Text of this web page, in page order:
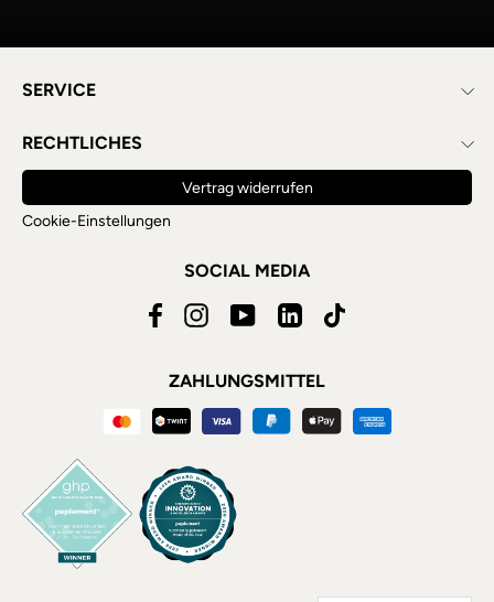
SERVICE
RECHTLICHES
Vertrag widerrufen
Cookie-Einstellungen
SOCIAL MEDIA
FacebookInstagramYouTubeLinkedInTikTok
ZAHLUNGSMITTEL